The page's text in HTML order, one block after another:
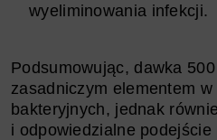
wyeliminowania infekcji.
Podsumowując, dawka
zasadniczym elementem
bakteryjnych, jednak
i odpowiedzialne